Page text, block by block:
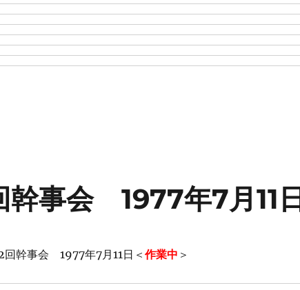
幹事会 1977年7月11日
回幹事会 1977年7月11日＜ 作業中 ＞